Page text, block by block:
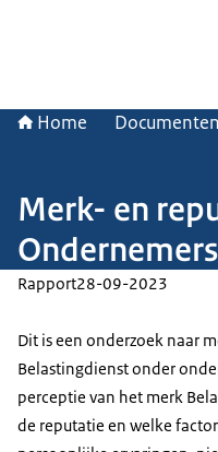
Home Documenten
Merk- en
Rapport28-09-2023
Dit is een onderzoek naar
Belastingdienst onder
perceptie van het merk
de reputatie en welke